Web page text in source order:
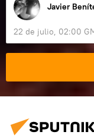
Javier
22 de julio, 02:00